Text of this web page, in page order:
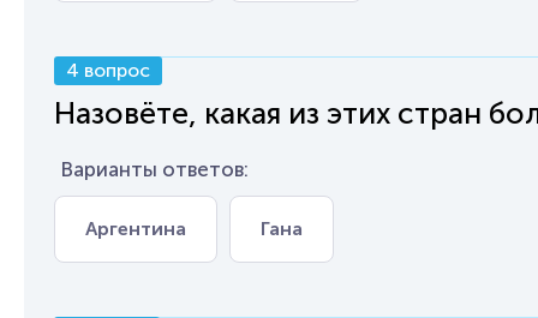
4 вопрос
Назовёте, какая из этих стран
Варианты ответов:
Аргентина Гана